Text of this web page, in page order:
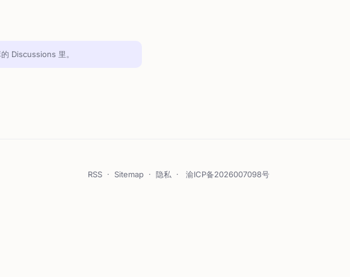
Discussions 里。
RSS · Sitemap · 隐私 · 渝ICP备2026007098号